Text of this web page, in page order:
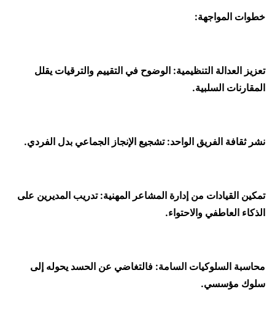
خطوات المواجهة:
تعزيز العدالة التنظيمية: الوضوح في التقييم والترقيات يقلل
المقارنات السلبية.
نشر ثقافة الفريق الواحد: تشجيع الإنجاز الجماعي بدل الفردي.
تمكين القيادات من إدارة المشاعر المهنية: تدريب المديرين على
الذكاء العاطفي والاحتواء.
محاسبة السلوكيات السامة: فالتغاضي عن الحسد يحوله إلى
سلوك مؤسسي.